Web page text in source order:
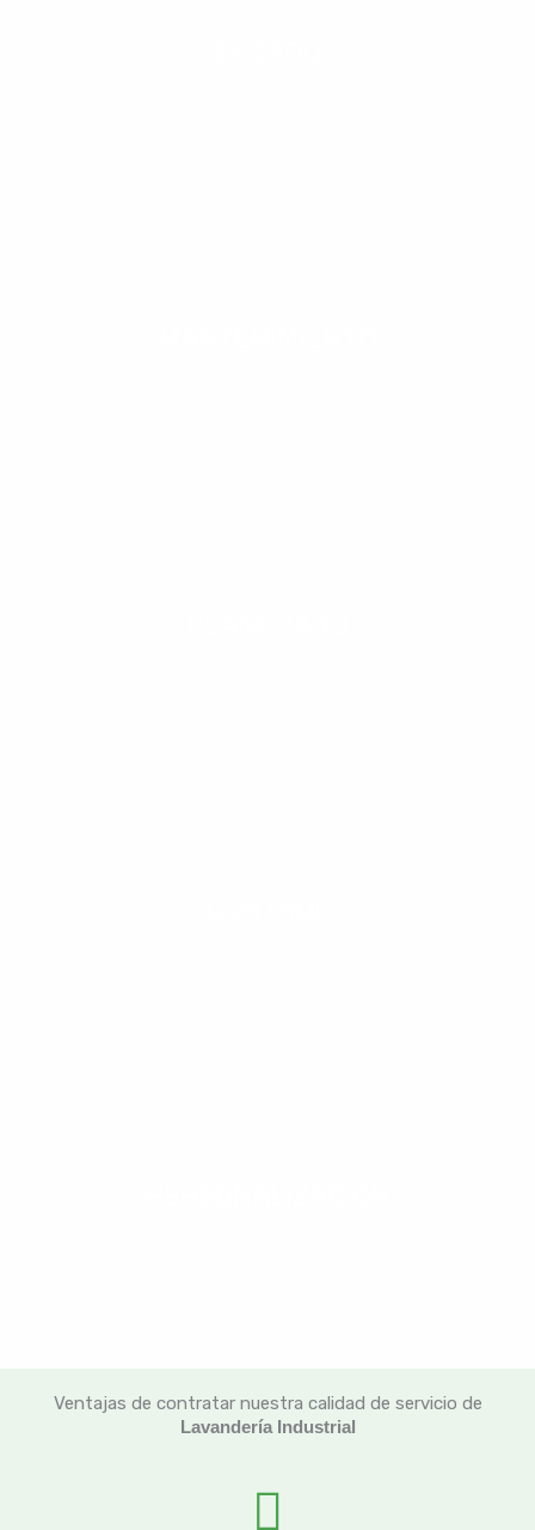
Ventajas de contratar nuestra calidad de servicio de
Lavandería Industrial